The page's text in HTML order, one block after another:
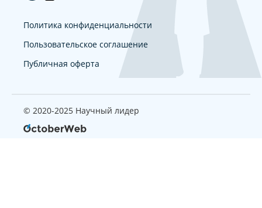
Политика конфиденциальности
Пользовательское соглашение
Публичная оферта
© 2020-2025 Научный лидер